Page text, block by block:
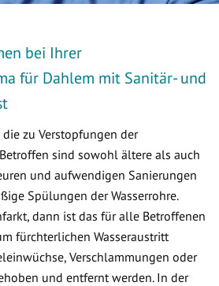
bei Ihrer
für Dahlem mit Sanitär- und
zu Verstopfungen der
sind sowohl ältere als auch
und aufwendigen Sanierungen
Spülungen der Wasserrohre.
dann ist das für alle Betroffenen
fürchterlichen Wasseraustritt
Verschlammungen oder
und entfernt werden. In der